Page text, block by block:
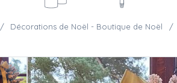
Décorations de Noël - Boutique de Noël